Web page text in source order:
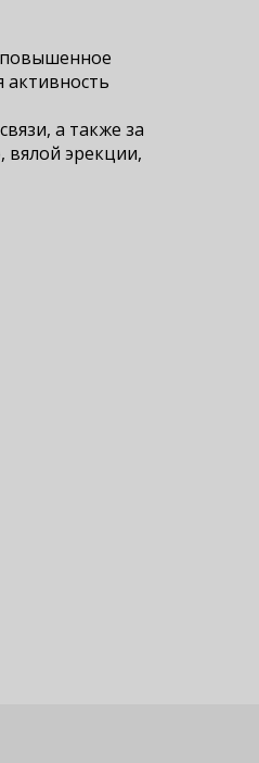
активность
а также за
вялой эрекции,